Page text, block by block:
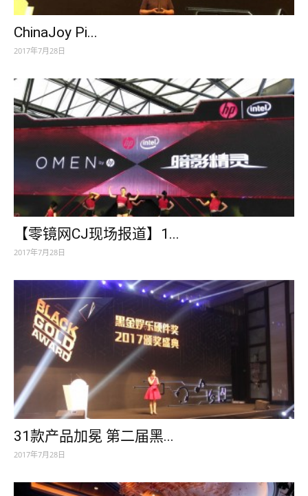
ChinaJoy Pi...
2017年7月28日
【零镜网CJ现场报道】1...
2017年7月28日
31款产品加冕 第二届黑...
2017年7月28日